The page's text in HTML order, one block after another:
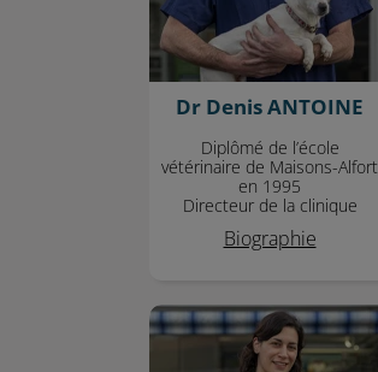
Dr Denis ANTOINE
Diplômé de l’école
vétérinaire de Maisons-Alfort
en 1995
Directeur de la clinique
Biographie
Marina